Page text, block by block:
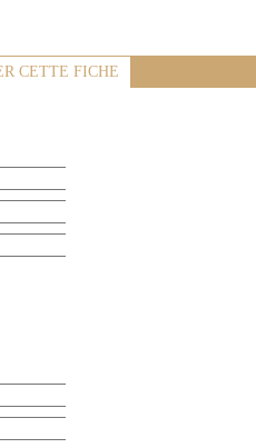
CETTE FICHE